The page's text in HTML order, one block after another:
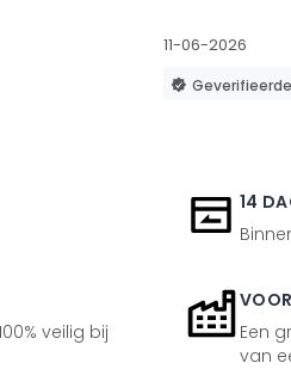
11-06-2026
14
veilig bij
Een
van